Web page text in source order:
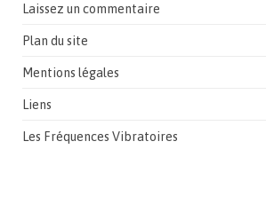
Laissez un commentaire
Plan du site
Mentions légales
Liens
Les Fréquences Vibratoires